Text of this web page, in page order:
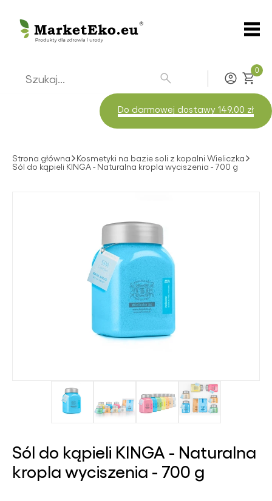
Zaloguj
0
Do darmowej dostawy 149.00 zł
Strona główna
Kosmetyki na bazie soli z kopalni Wieliczka
Sól do kąpieli KINGA - Naturalna kropla wyciszenia - 700 g
Sól do kąpieli KINGA - Naturalna
kropla wyciszenia - 700 g